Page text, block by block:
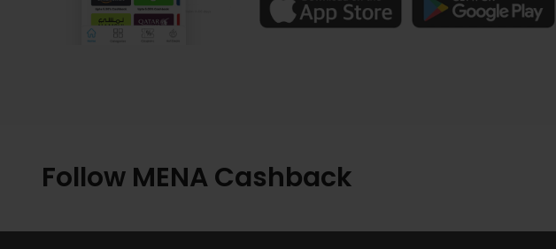
Follow MENA Cashback